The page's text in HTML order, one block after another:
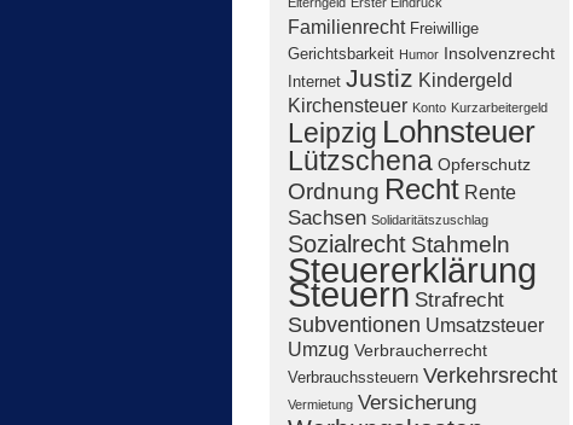
Familienrecht Freiwillige
Gerichtsbarkeit Humor Insolvenzrecht
Internet Justiz Kindergeld
Kirchensteuer Konto Kurzarbeitergeld
Leipzig Lohnsteuer
Lützschena Opferschutz
Ordnung Recht Rente
Sachsen Solidaritätszuschlag
Sozialrecht Stahmeln
Steuererklärung
Steuern Strafrecht
Subventionen Umsatzsteuer
Umzug Verbraucherrecht
Verbrauchssteuern Verkehrsrecht
Vermietung Versicherung